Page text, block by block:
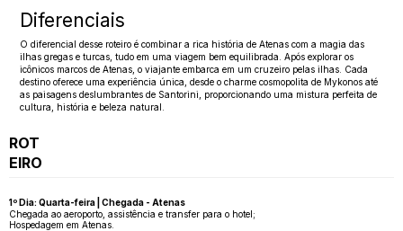
Diferenciais
O diferencial desse roteiro é combinar a rica história de Atenas com a magia das
ilhas gregas e turcas, tudo em uma viagem bem equilibrada. Após explorar os
icônicos marcos de Atenas, o viajante embarca em um cruzeiro pelas ilhas. Cada
destino oferece uma experiência única, desde o charme cosmopolita de Mykonos até
as paisagens deslumbrantes de Santorini, proporcionando uma mistura perfeita de
cultura, história e beleza natural.
ROT
EIRO
1º Dia: Quarta-feira | Chegada - Atenas
Chegada ao aeroporto, assistência e transfer para o hotel;
Hospedagem em Atenas.